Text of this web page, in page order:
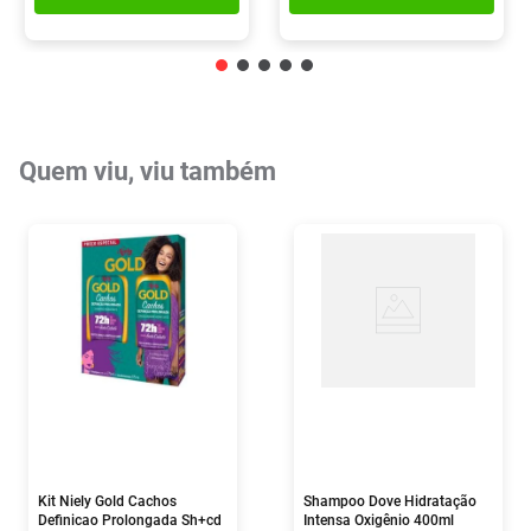
Quem viu, viu também
Kit Niely Gold Cachos
Definicao Prolongada Sh+cd
Shampoo Dove Hidratação
Intensa Oxigênio 400ml